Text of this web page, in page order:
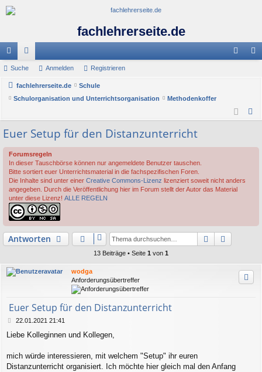
fachlehrerseite.de
ch
ne
ug
riff
or
en
de re
Suche Anmelden Registrieren
fachlehrerseite.de
Schule
Schulorganisation und Unterrichtsorganisation
Methodenkoffer
h
Euer Setup für den Distanzunterricht
Forumsregeln
In dieser Tauschbörse können nur angemeldete Benutzer tauschen.
Bitte sortiert euer Unterrichtsmaterial in die fachspezifischen Foren.
Die Inhalte sind unter einer Creative Commons-Lizenz lizenziert soweit nicht anders
angegeben. Durch die Veröffentlichung hier im Forum stellt der Autor das Material
unter diese Lizenz! ALLE REGELN
Antworten Suche
13 Beiträge • Seite 1 von 1
wodga
Anforderungsübertreffer
Euer Setup für den Distanzunterricht
B
i
r
a
22.01.2021 21:41
Liebe Kolleginnen und Kollegen,
mich würde interessieren, mit welchem "Setup" ihr euren
Distanzunterricht organisiert. Ich möchte hier gleich mal den Anfang